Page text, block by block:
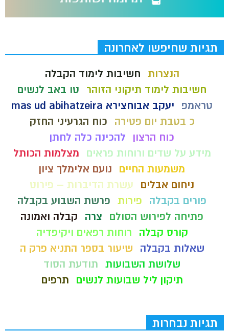
תגיות שחיפשו לאחרונה
הנצרות חשיבות לימוד הקבלה
חשיבות לימוד תיקוני הזוהר
טו באב לנשים
טראמפ
יעקב אבוחצירא mas ud abihatzeira
כ בטבת יום פטירה
כוח הגרעיני החזק
כוח הרצון
להכינה כלה לחתן
מידע על שדים ורוחות פראים
מצלמות הכותל
משמעות החיים
נועם אלימלך ציון
ניחום אבלים
עשרת הדיברות – פירוט
פורים בקבלה
פירות פרשת השבוע בקבלה
פתיחה לפירוש הסולם
צרה
קבלה ואמונה
קורס קבלה
רוחות רפאים ויקיפדיה
שאלות בקבלה
שיעור בספר התניא פרק ה
שלושת השבועות תודעת הסוד
תיקון ליל שבועות לנשים
תרפים
תגיות נבחרות